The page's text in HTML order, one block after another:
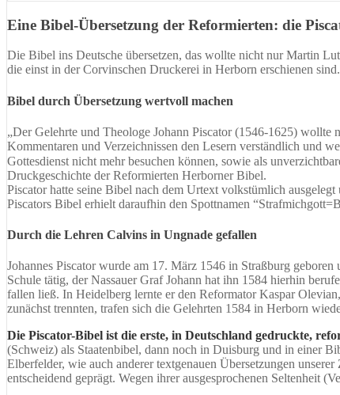
Eine Bibel-Übersetzung der Reformierten: die
Die Bibel ins Deutsche übersetzen, das wollte nicht nur Martin
die einst in der Corvinschen Druckerei in Herborn erschienen sind.
Bibel durch Übersetzung wertvoll machen
„Der Gelehrte und Theologe Johann Piscator (1546-1625) wollte
Kommentaren und Verzeichnissen den Lesern verständlich und
Gottesdienst nicht mehr besuchen können, sowie als
Druckgeschichte der Reformierten Herborner Bibel.
Piscator hatte seine Bibel nach dem Urtext volkstümlich
Piscators Bibel erhielt daraufhin den Spottnamen
Durch die Lehren Calvins in Ungnade gefallen
Johannes Piscator wurde am 17. März 1546 in Straßburg
Schule tätig, der Nassauer Graf Johann hat ihn 1584 hierhin
fallen ließ. In Heidelberg lernte er den Reformator Kaspar
zunächst trennten, trafen sich die Gelehrten 1584 in Herborn
Die Piscator-Bibel ist die erste, in Deutschland gedruckte,
(Schweiz) als Staatenbibel, dann noch in Duisburg und in einer
Elberfelder, wie auch anderer textgenauen Übersetzungen
entscheidend geprägt. Wegen ihrer ausgesprochenen Seltenheit